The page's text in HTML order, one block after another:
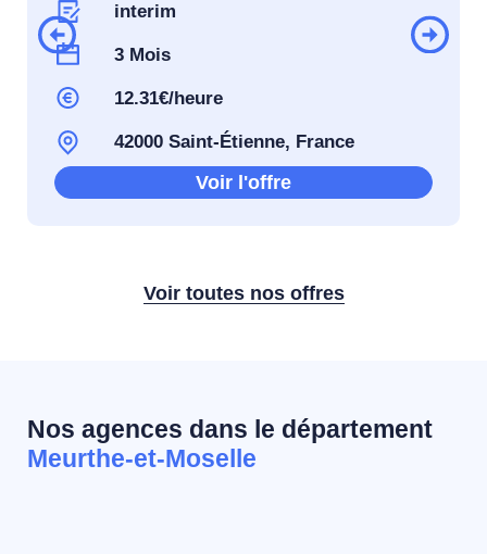
interim
3 Mois
12.31€/heure
42000 Saint-Étienne, France
Voir l'offre
Voir toutes nos offres
Nos agences dans le département
Meurthe-et-Moselle